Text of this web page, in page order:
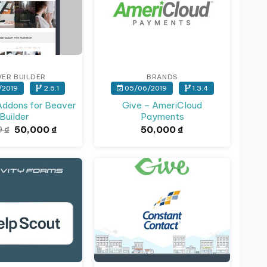
BUILDER
2.6.1
for Beaver
Builder
₫ Giá
gốc
93,639 ₫.
50,000 ₫Giá
là:
50,000 ₫.
BRANDS
05/06/2019 1.3.4
Give – AmeriCloud
Payments
50,000 ₫